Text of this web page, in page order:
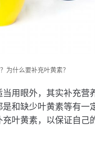
为什么要补充叶黄素？
用眼外，其实补充营
和缺少叶黄素等有一
充叶黄素，以保证自